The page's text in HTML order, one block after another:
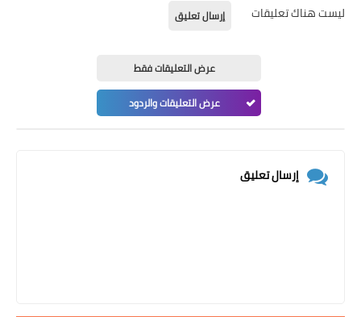
ليست هناك تعليقات إرسال تعليق
عرض التعليقات فقط
عرض التعليقات والردود
إرسال تعليق